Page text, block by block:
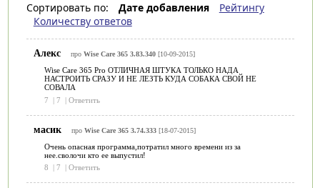
Сортировать по: Дате добавления
Рейтингу
Количеству ответов
Алекс про Wise Care 365 3.83.340[10-09-2015]
Wise Care 365 Pro ОТЛИЧНАЯ ШТУКА ТОЛЬКО НАДА
НАСТРОИТЬ СРАЗУ И НЕ ЛЕЗТЬ КУДА СОБАКА СВОЙ НЕ
СОВАЛА
7
| 7 | Ответить
масик про Wise Care 365 3.74.333[18-07-2015]
Очень опасная программа,потратил много времени из за
нее.сволочи кто ее выпустил!
8
| 7 | Ответить